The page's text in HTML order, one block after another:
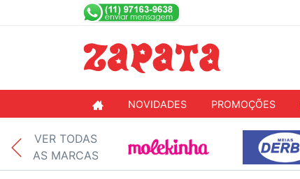
NOVIDADES PROMOÇÕES
VER TODAS
AS MARCAS